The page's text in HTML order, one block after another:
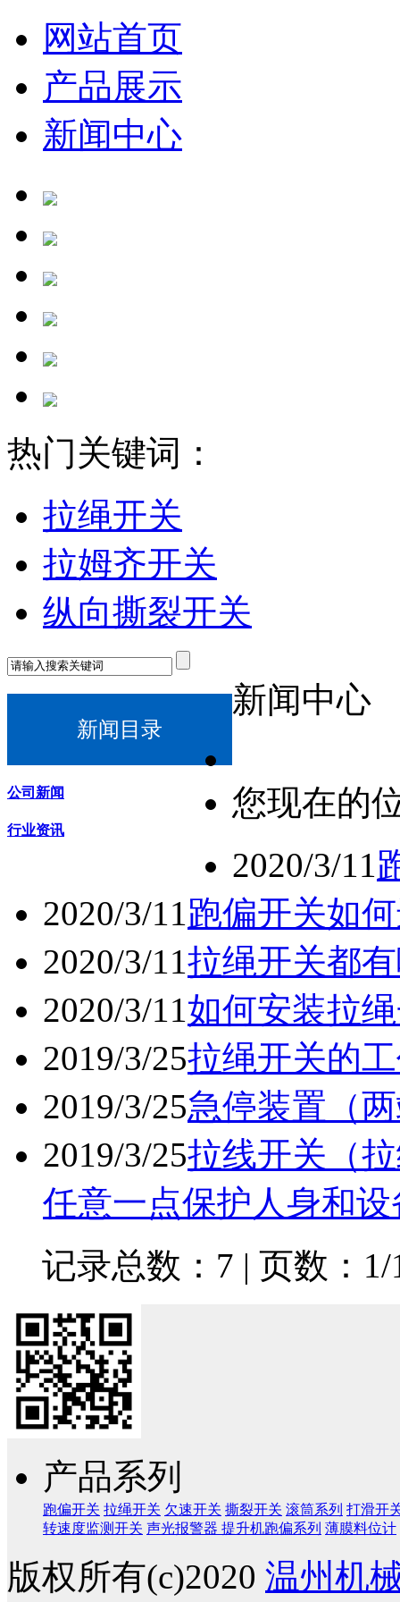
网站首页
产品展示
新闻中心
热门关键词：
拉绳开关
拉姆齐开关
纵向撕裂开关
新闻目录
公司新闻
行业资讯
新闻中心
您现在的
2020/3/11
2020/3/11 跑偏开关如
2020/3/11拉绳开关都
2020/3/11 如何安装拉
2019/3/25拉绳开关的
2019/3/25急停装置（
2019/3/25拉线开关（
任意一点保护人身和设
记录总数：7 | 页数：1/
产品系列
跑偏开关 拉绳开关 欠速开关 撕裂开关 滚筒系列 打滑开
转速度监测开关 声光报警器 提升机跑偏系列 薄膜料位计
版权所有(c)2020 温州机